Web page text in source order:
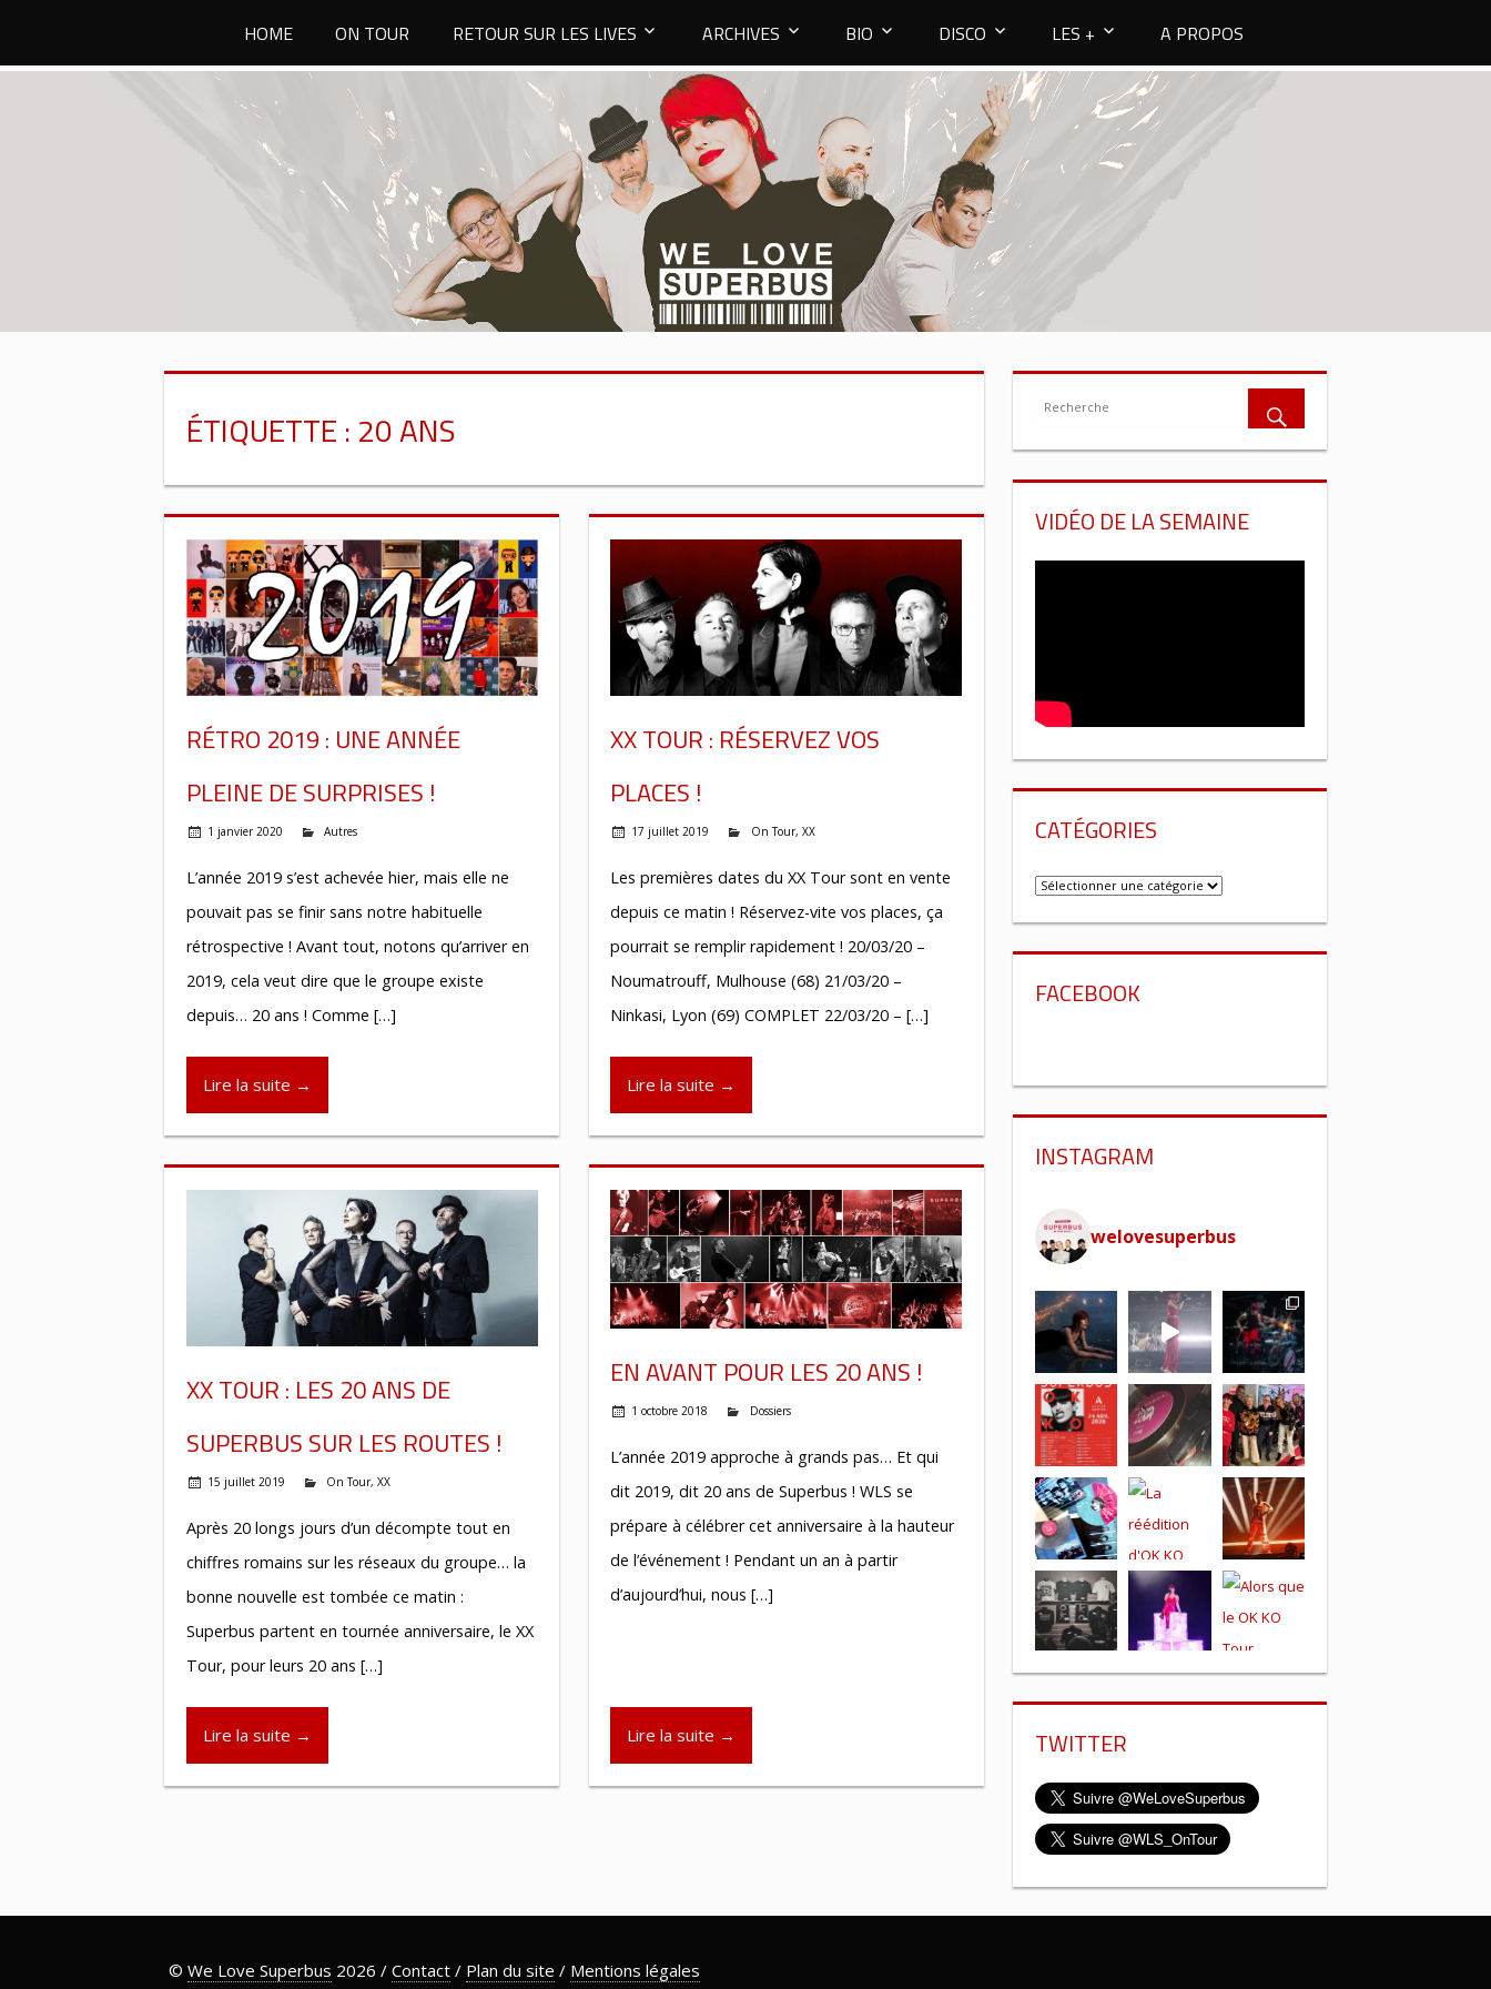
contenu
HOME ON TOUR RETOUR SUR LES LIVES ARCHIVES BIO DISCO LES + A PROPOS
ÉTIQUETTE : 20 ANS
RÉTRO 2019 : UNE ANNÉE
PLEINE DE SURPRISES !
1 janvier 2020 Autres
L’année 2019 s’est achevée hier, mais elle ne
pouvait pas se finir sans notre habituelle
rétrospective ! Avant tout, notons qu’arriver en
2019, cela veut dire que le groupe existe
depuis… 20 ans ! Comme […]
Lire la suite →
XX TOUR : RÉSERVEZ VOS
PLACES !
17 juillet 2019 On Tour, XX
Les premières dates du XX Tour sont en vente
depuis ce matin ! Réservez-vite vos places, ça
pourrait se remplir rapidement ! 20/03/20 –
Noumatrouff, Mulhouse (68) 21/03/20 –
Ninkasi, Lyon (69) COMPLET 22/03/20 – […]
Lire la suite →
XX TOUR : LES 20 ANS DE
SUPERBUS SUR LES ROUTES !
15 juillet 2019 On Tour,XX
Après 20 longs jours d’un décompte tout en
chiffres romains sur les réseaux du groupe… la
bonne nouvelle est tombée ce matin :
Superbus partent en tournée anniversaire, le XX
Tour, pour leurs 20 ans […]
Lire la suite →
EN AVANT POUR LES 20 ANS !
1 octobre 2018 Dossiers
L’année 2019 approche à grands pas… Et qui
dit 2019, dit 20 ans de Superbus ! WLS se
prépare à célébrer cet anniversaire à la hauteur
de l’événement ! Pendant un an à partir
d’aujourd’hui, nous […]
Lire la suite →
VIDÉO DE LA SEMAINE
CATÉGORIES
Catégories
FACEBOOK
INSTAGRAM
welovesuperbus
TWITTER
© We Love Superbus 2026 / Contact / Plan du site / Mentions légales